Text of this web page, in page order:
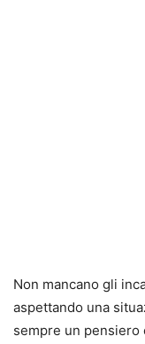
Non mancano gli
aspettando una
sempre un pensiero